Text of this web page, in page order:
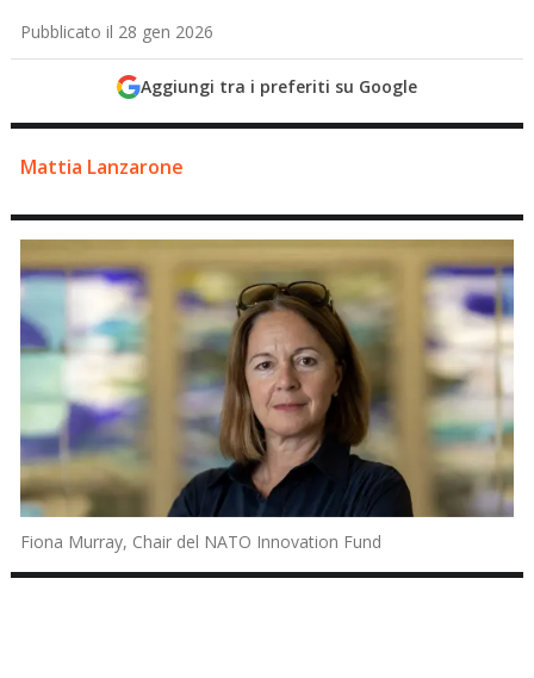
Pubblicato il 28 gen 2026
Aggiungi tra i preferiti su Google
Mattia Lanzarone
Fiona Murray, Chair del NATO Innovation Fund